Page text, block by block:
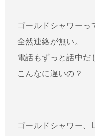
ゴールドシャワーっ
全然連絡が無い。
電話もずっと話中だ
こんなに遅いの？
ゴールドシャワー、